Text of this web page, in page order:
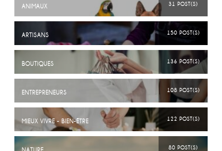
ANIMAUX 31 POST(S)
ARTISANS 150 POST(S)
BOUTIQUES 136 POST(S)
ENTREPRENEURS 108 POST(S)
MIEUX VIVRE - BIEN-ÊTRE 122 POST(S)
80 POST(S)